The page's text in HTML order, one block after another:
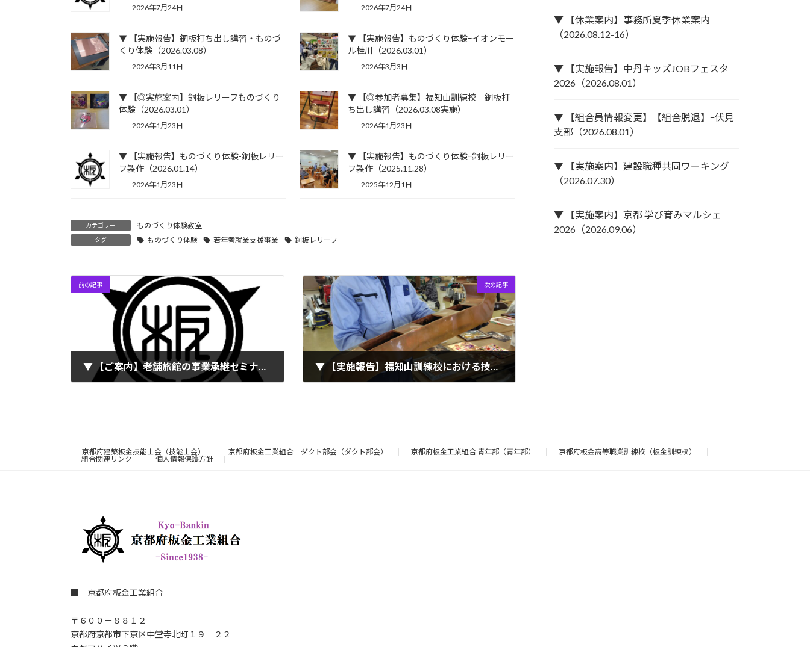
2026年7月24日 2026年7月24日
▼ 【実施報告】銅板打ち出し講習・ものづ
くり体験（2026.03.08）
2026年3月11日
▼ 【実施報告】ものづくり体験ｰイオンモー
ル桂川（2026.03.01）
2026年3月3日
▼ 【◎実施案内】銅板レリーフものづくり
体験（2026.03.01）
2026年1月23日
▼ 【◎参加者募集】福知山訓練校 銅板打
ち出し講習（2026.03.08実施）
2026年1月23日
▼ 【実施報告】ものづくり体験-銅板レリー
フ製作（2026.01.14）
2026年1月23日
▼ 【実施報告】ものづくり体験ｰ銅板レリー
フ製作（2025.11.28）
2025年12月1日
カテゴリー ものづくり体験教室
タグ ものづくり体験 若年者就業支援事業 銅板レリーフ
前の記事 次の記事
▼ 【実施報告】福知山訓練校における技能講習会・ものづくり体験（2025.03.09）
▼ 【休業案内】事務所夏季休業案内
（2026.08.12-16）
▼ 【実施報告】中丹キッズJOBフェスタ
2026（2026.08.01）
▼ 【組合員情報変更】【組合脱退】ｰ伏見
支部（2026.08.01）
▼ 【実施案内】建設職種共同ワーキング
（2026.07.30）
▼ 【実施案内】京都 学び育みマルシェ
2026（2026.09.06）
京都府建築板金技能士会（技能士会） 京都府板金工業組合 ダクト部会（ダクト部会） 京都府板金工業組合 青年部（青年部）
京都府板金高等職業訓練校（板金訓練校）
組合関連リンク
個人情報保護方針
■ 京都府板金工業組合
〒６００－８８１２
京都府京都市下京区中堂寺北町１９－２２